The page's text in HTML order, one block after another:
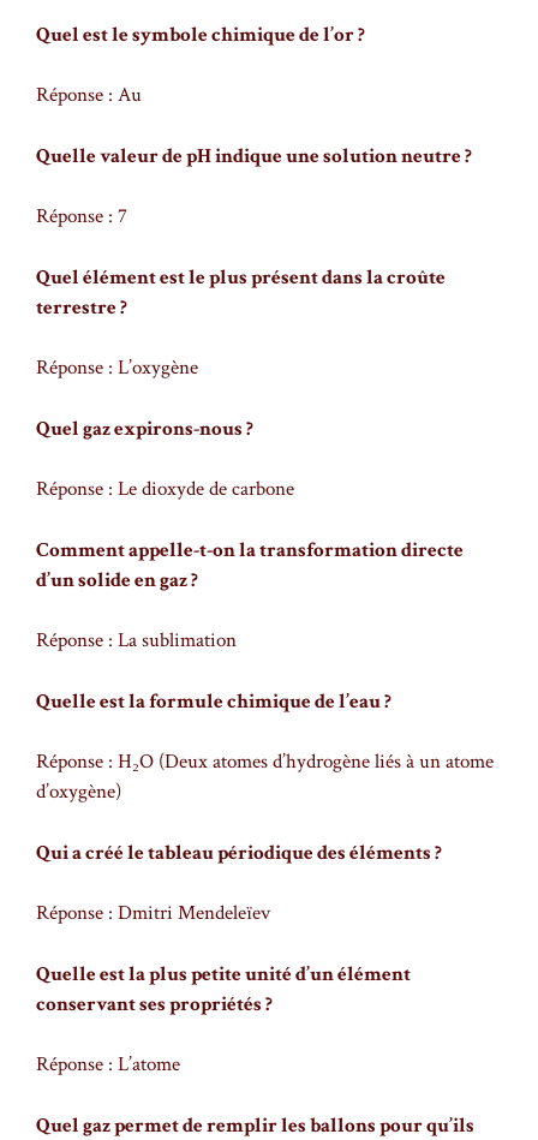
Quel est le symbole chimique de l’or ?
Réponse : Au
Quelle valeur de pH indique une solution neutre ?
Réponse : 7
Quel élément est le plus présent dans la croûte
terrestre ?
Réponse : L’oxygène
Quel gaz expirons-nous ?
Réponse : Le dioxyde de carbone
Comment appelle-t-on la transformation directe
d’un solide en gaz ?
Réponse : La sublimation
Quelle est la formule chimique de l’eau ?
Réponse : H₂O (Deux atomes d’hydrogène liés à un atome
d’oxygène)
Qui a créé le tableau périodique des éléments ?
Réponse : Dmitri Mendeleïev
Quelle est la plus petite unité d’un élément
conservant ses propriétés ?
Réponse : L’atome
Quel gaz permet de remplir les ballons pour qu’ils